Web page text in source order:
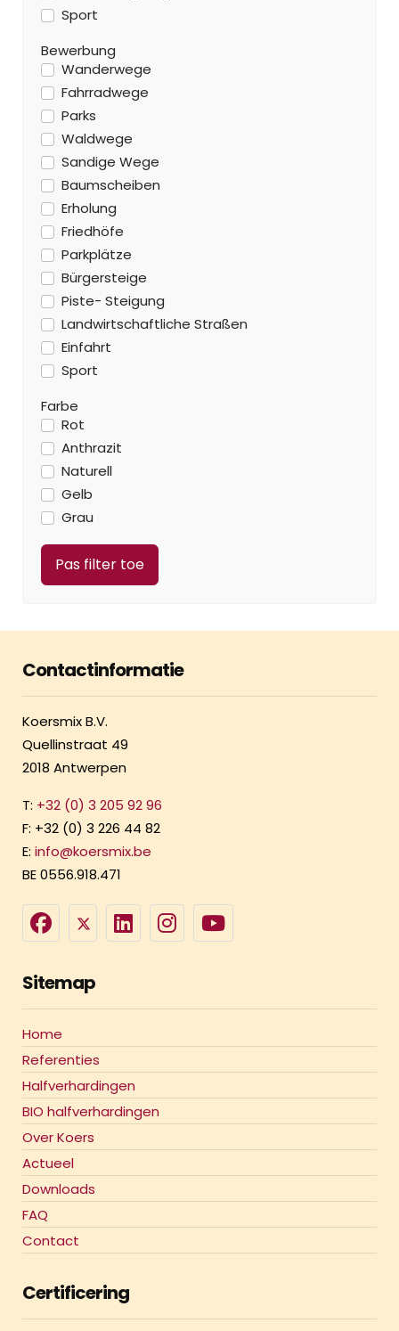
Sport
Bewerbung
Wanderwege
Fahrradwege
Parks
Waldwege
Sandige Wege
Baumscheiben
Erholung
Friedhöfe
Parkplätze
Bürgersteige
Piste- Steigung
Landwirtschaftliche Straßen
Einfahrt
Sport
Farbe
Rot
Anthrazit
Naturell
Gelb
Grau
Contactinformatie
Koersmix B.V.
Quellinstraat 49
2018 Antwerpen
T: +32 (0) 3 205 92 96
F: +32 (0) 3 226 44 82
E: info@koersmix.be
BE 0556.918.471
Sitemap
Home
Referenties
Halfverhardingen
BIO halfverhardingen
Over Koers
Actueel
Downloads
FAQ
Contact
Certificering